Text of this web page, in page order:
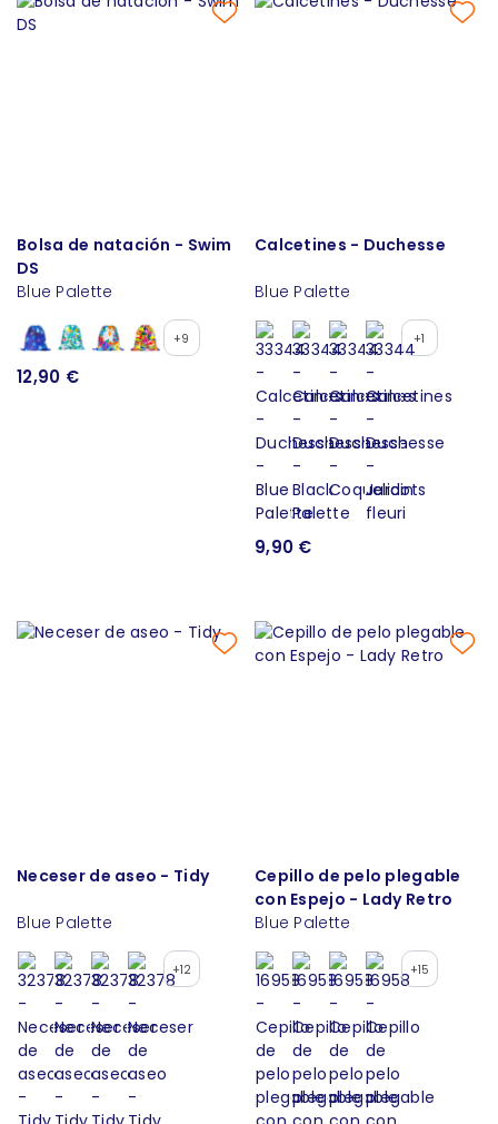
Bolsa de natación - Swim
DS
Blue Palette
+9
12,90 €
Calcetines - Duchesse
Blue Palette
+1
9,90 €
Neceser de aseo - Tidy
Blue Palette
+12
Cepillo de pelo plegable
con Espejo - Lady Retro
Blue Palette
+15